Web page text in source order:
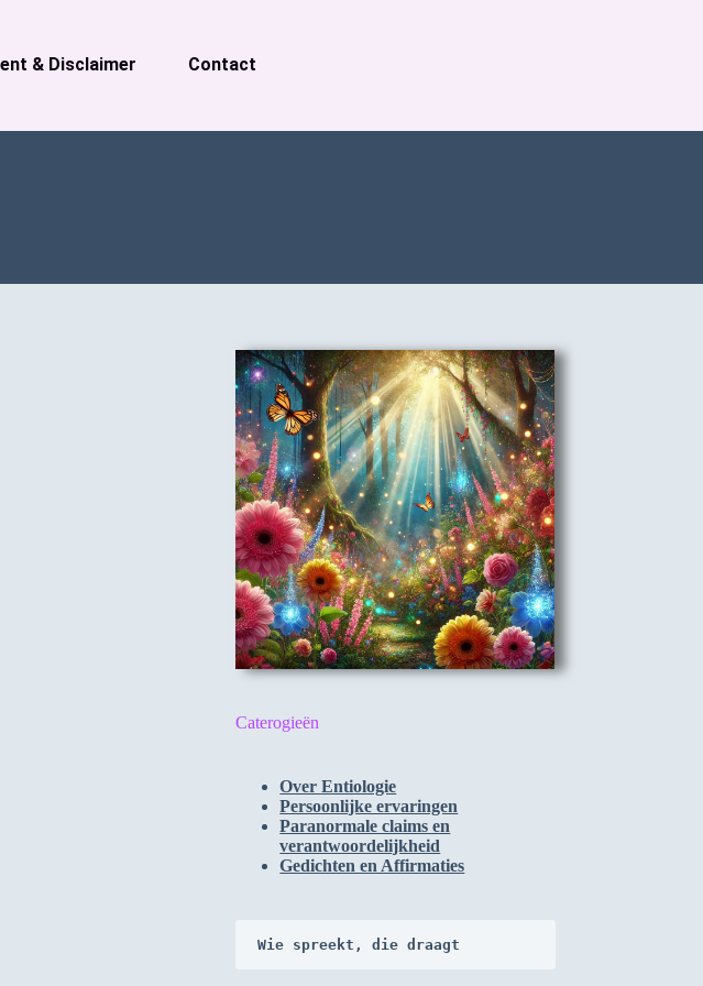
& Disclaimer Contact
Caterogieën
Over Entiologie
Persoonlijke ervaringen
Paranormale claims en
verantwoordelijkheid
Gedichten en Affirmaties
Wie spreekt, die draagt